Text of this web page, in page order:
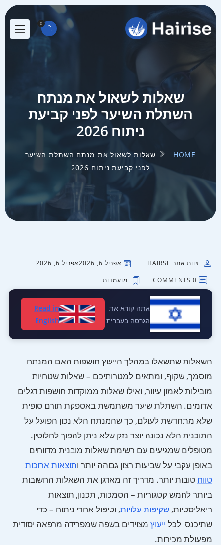
0
שאלות לשאול את מנתח
השתלת השיער לפני קביעת
ניתוח 2026
HOME
שאלות לשאול את מנתח השתלת השיער
לפני קביעת ניתוח 2026
צוות אתר HAIRSE אפריל 6, 2026
אפריל 6, 2026
0 COMMENTS
מועמדות
אתה קורא את
הגרסה בעברית
Read in
English
השאלות שתשאלו במהלך הייעוץ חושפות האם המנתח
מוסמך, שקוף, ומתאים למטרותיכם – שאלות שטחיות
מובילות לאמון עיוור, ואילו שאלות ממוקדות חושפות דגלים
אדומים. השתלת שיער משתמשת באספקת תורם סופית
שלא מתחדשת לעולם, כך שהמנתח הלא נכון הפועל על
התוכנית הלא נכונה יוצר נזק שלא ניתן להפוך לחלוטין.
מטופלים שמגיעים עם רשימת שאלות מובנית מדווחים
באופן עקבי על שביעות רצון גבוהה יותר ותוצאות ארוכות
טווח טובות יותר. מדריך זה מארגן את השאלות החשובות
ביותר לחמש קטגוריות – הסמכות, תכנון, תוצאות
ריאליסטיות, שקיפות עלויות, וטיפול אחרי ניתוח – כדי
שתיכנסו לכל ייעוץ מצוידים בשפה שמפרידה מרפאה יסודית
מפעולת מכירות.